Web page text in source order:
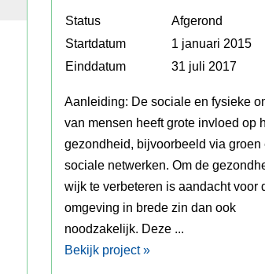
Status
Afgerond
Startdatum
1 januari 2015
Einddatum
31 juli 2017
Aanleiding: De sociale en fysieke
van mensen heeft grote invloed op
gezondheid, bijvoorbeeld via groen
sociale netwerken. Om de
wijk te verbeteren is aandacht voor
omgeving in brede zin dan ook
noodzakelijk. Deze ...
Bekijk project »